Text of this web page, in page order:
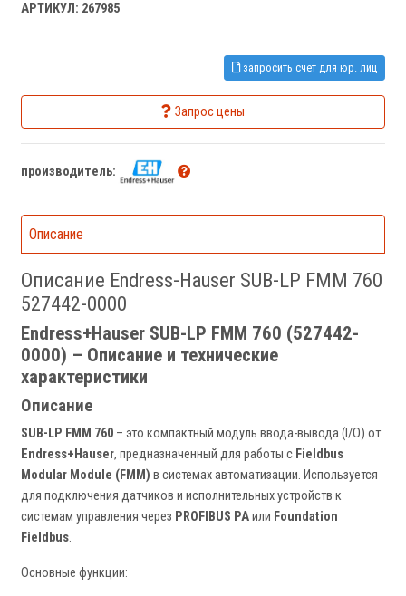
АРТИКУЛ: 267985
запросить счет для юр. лиц
Запрос цены
производитель:
Описание
Описание Endress-Hauser SUB-LP FMM 760
527442-0000
Endress+Hauser SUB-LP FMM 760 (527442-
0000) – Описание и технические
характеристики
Описание
SUB-LP FMM 760 – это компактный модуль ввода-вывода (I/O) от
Endress+Hauser, предназначенный для работы с Fieldbus
Modular Module (FMM) в системах автоматизации. Используется
для подключения датчиков и исполнительных устройств к
системам управления через PROFIBUS PAили Foundation
Fieldbus.
Основные функции: